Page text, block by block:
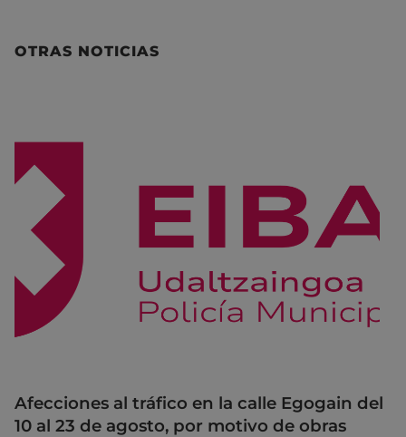
OTRAS NOTICIAS
Afecciones al tráfico en la calle Egogain del
10 al 23 de agosto, por motivo de obras